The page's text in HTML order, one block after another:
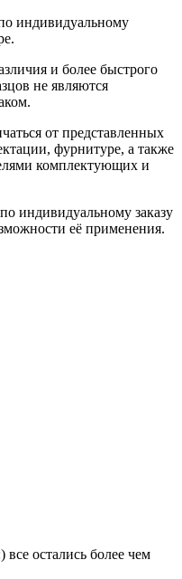
индивидуальному
и более быстрого
не являются
от представленных
фурнитуре, а также
комплектующих и
индивидуальному заказу
её применения.
остались более чем